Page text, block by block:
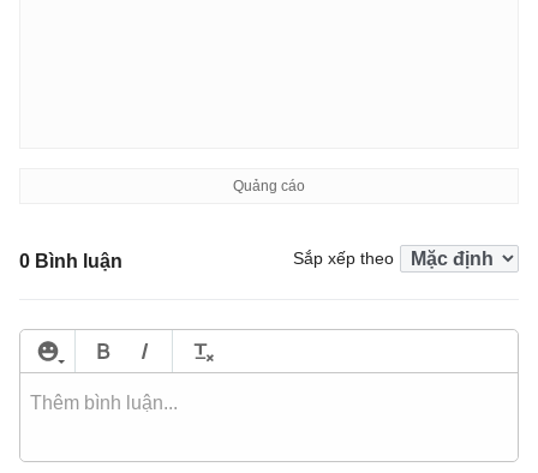
0 Bình luận Sắp xếp theo